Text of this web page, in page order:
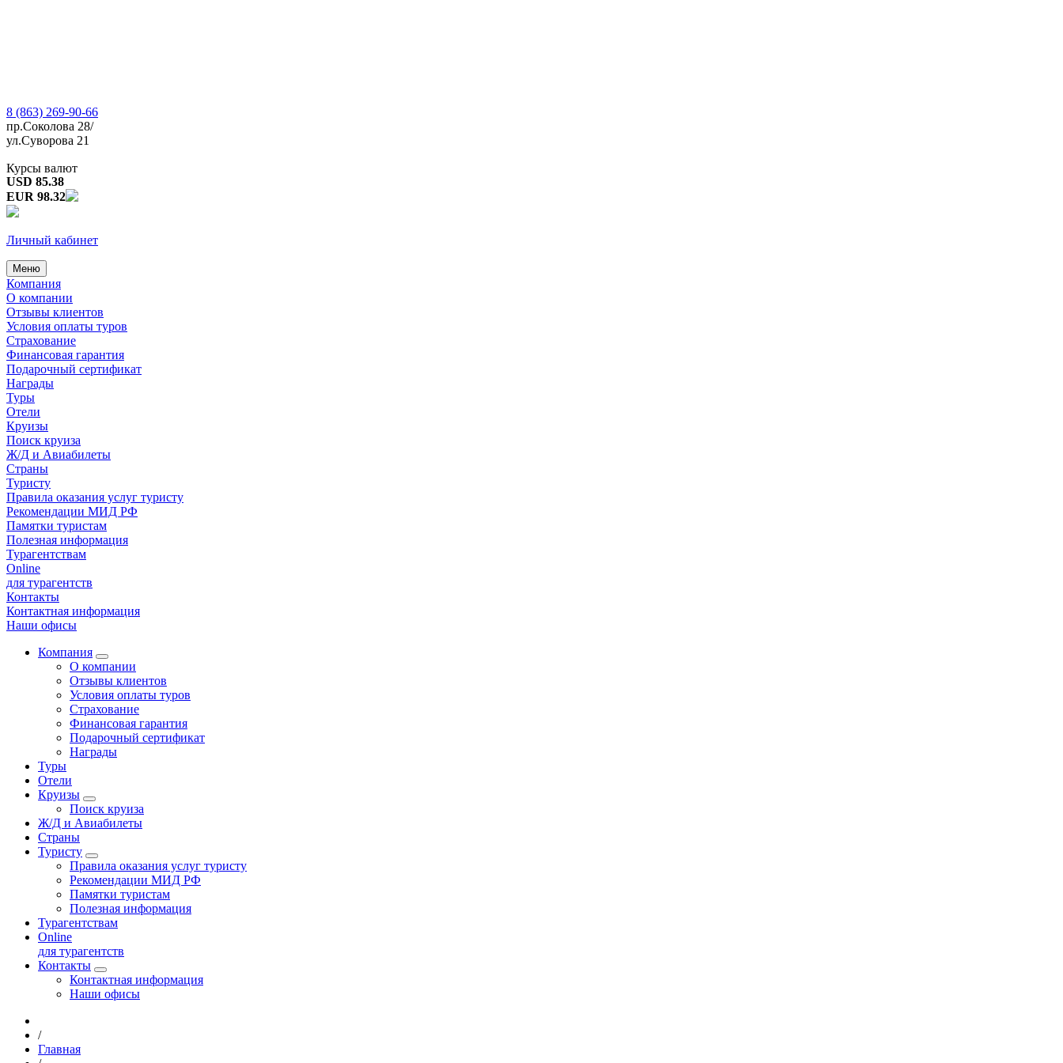
8 (863) 269-90-66
пр.Соколова 28/
ул.Суворова 21
Курсы валют
USD 85.38
EUR 98.32
Личный кабинет
Меню
Компания
О компании
Отзывы клиентов
Условия оплаты туров
Страхование
Финансовая гарантия
Подарочный сертификат
Награды
Туры
Отели
Круизы
Поиск круиза
Ж/Д и Авиабилеты
Страны
Туристу
Правила оказания услуг туристу
Рекомендации МИД РФ
Памятки туристам
Полезная информация
Турагентствам
Online
для турагентств
Контакты
Контактная информация
Наши офисы
Компания
О компании
Отзывы клиентов
Условия оплаты туров
Страхование
Финансовая гарантия
Подарочный сертификат
Награды
Туры
Отели
Круизы
Поиск круиза
Ж/Д и Авиабилеты
Страны
Туристу
Правила оказания услуг туристу
Рекомендации МИД РФ
Памятки туристам
Полезная информация
Турагентствам
Online
для турагентств
Контакты
Контактная информация
Наши офисы
/
Главная